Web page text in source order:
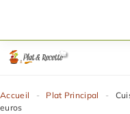
contenu
Accueil - Plat Principal -
euros